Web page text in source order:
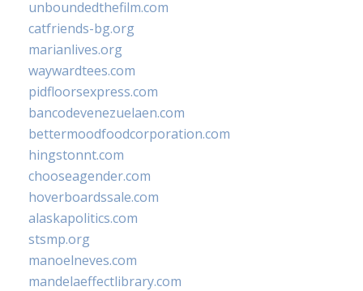
unboundedthefilm.com
catfriends-bg.org
marianlives.org
waywardtees.com
pidfloorsexpress.com
bancodevenezuelaen.com
bettermoodfoodcorporation.com
hingstonnt.com
chooseagender.com
hoverboardssale.com
alaskapolitics.com
stsmp.org
manoelneves.com
mandelaeffectlibrary.com